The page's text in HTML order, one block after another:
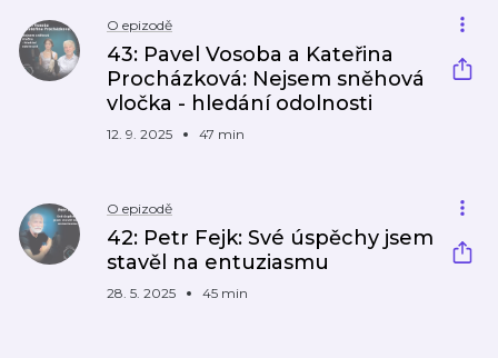
O epizodě
43: Pavel Vosoba a Kateřina
Procházková: Nejsem sněhová
vločka - hledání odolnosti
12. 9. 2025 47 min
O epizodě
42: Petr Fejk: Své úspěchy jsem
stavěl na entuziasmu
28. 5. 2025 45 min